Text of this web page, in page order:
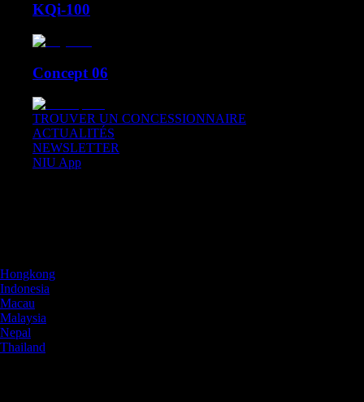
KQi-100
Concept 06
TROUVER UN CONCESSIONNAIRE
ACTUALITÉS
NEWSLETTER
NIU App
Hongkong
Indonesia
Macau
Malaysia
Nepal
Thailand